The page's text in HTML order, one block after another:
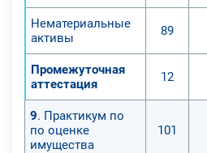
Нематериальные
активы
89
Промежуточная
аттестация
12
9. Практикум по
по оценке
имущества
101